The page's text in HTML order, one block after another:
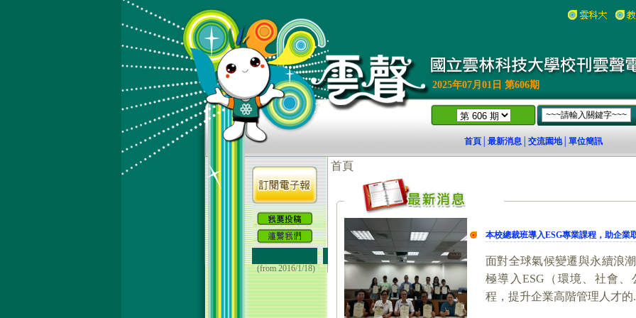
2025年07月01日 第606期
首頁│ 最新消息 交流園地│ 單位簡訊
(from 2016/1/18)